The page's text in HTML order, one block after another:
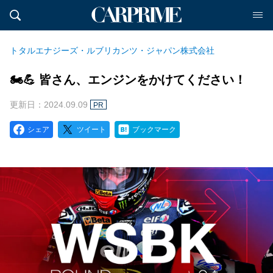
トタルエナジーズ・ルブリカンツ・ジャパン株式会社
🏍️💪 皆さん、エンジンをかけてください！
更新日：2024.09.09 PR
シェア ツイート ブックマーク